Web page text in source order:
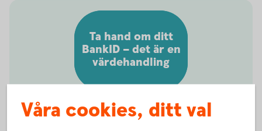
Ta hand om ditt
BankID – det är en
värdehandling
Våra cookies, ditt val